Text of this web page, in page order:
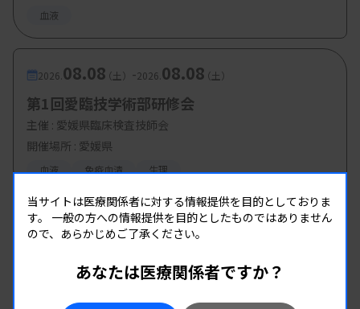
血液
2026. 08.08（土） -2026. 08.08（土）
第1回愛臨技学術部研修会
主催 : 愛媛県臨床検査技師会
開催場所 : 愛媛県
血液 免疫血清 生理
当サイトは医療関係者に対する情報提供を目的としておりま
す。 一般の方への情報提供を目的としたものではありません
ので、あらかじめご了承ください。
あなたは医療関係者ですか？